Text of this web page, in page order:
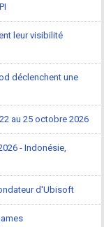
leur visibilité
déclenchent une
au 25 octobre 2026
- Indonésie,
d'Ubisoft